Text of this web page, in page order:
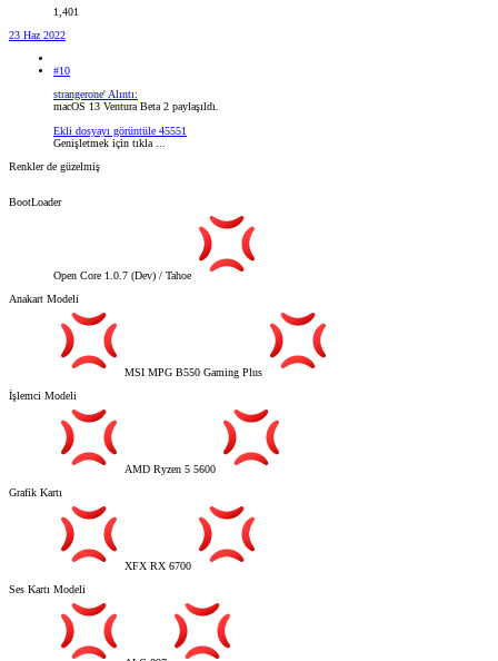
1,401
23 Haz 2022
#10
strangerone' Alıntı:
macOS 13 Ventura Beta 2 paylaşıldı.
Ekli dosyayı görüntüle 45551
Genişletmek için tıkla ...
Renkler de güzelmiş
BootLoader
Open Core 1.0.7 (Dev) / Tahoe
Anakart Modeli
MSI MPG B550 Gaming Plus
İşlemci Modeli
AMD Ryzen 5 5600
Grafik Kartı
XFX RX 6700
Ses Kartı Modeli